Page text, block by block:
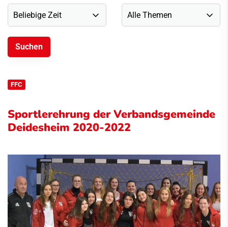
FFC
Sportlerehrung der Verbandsgemeinde
Deidesheim 2020-2022